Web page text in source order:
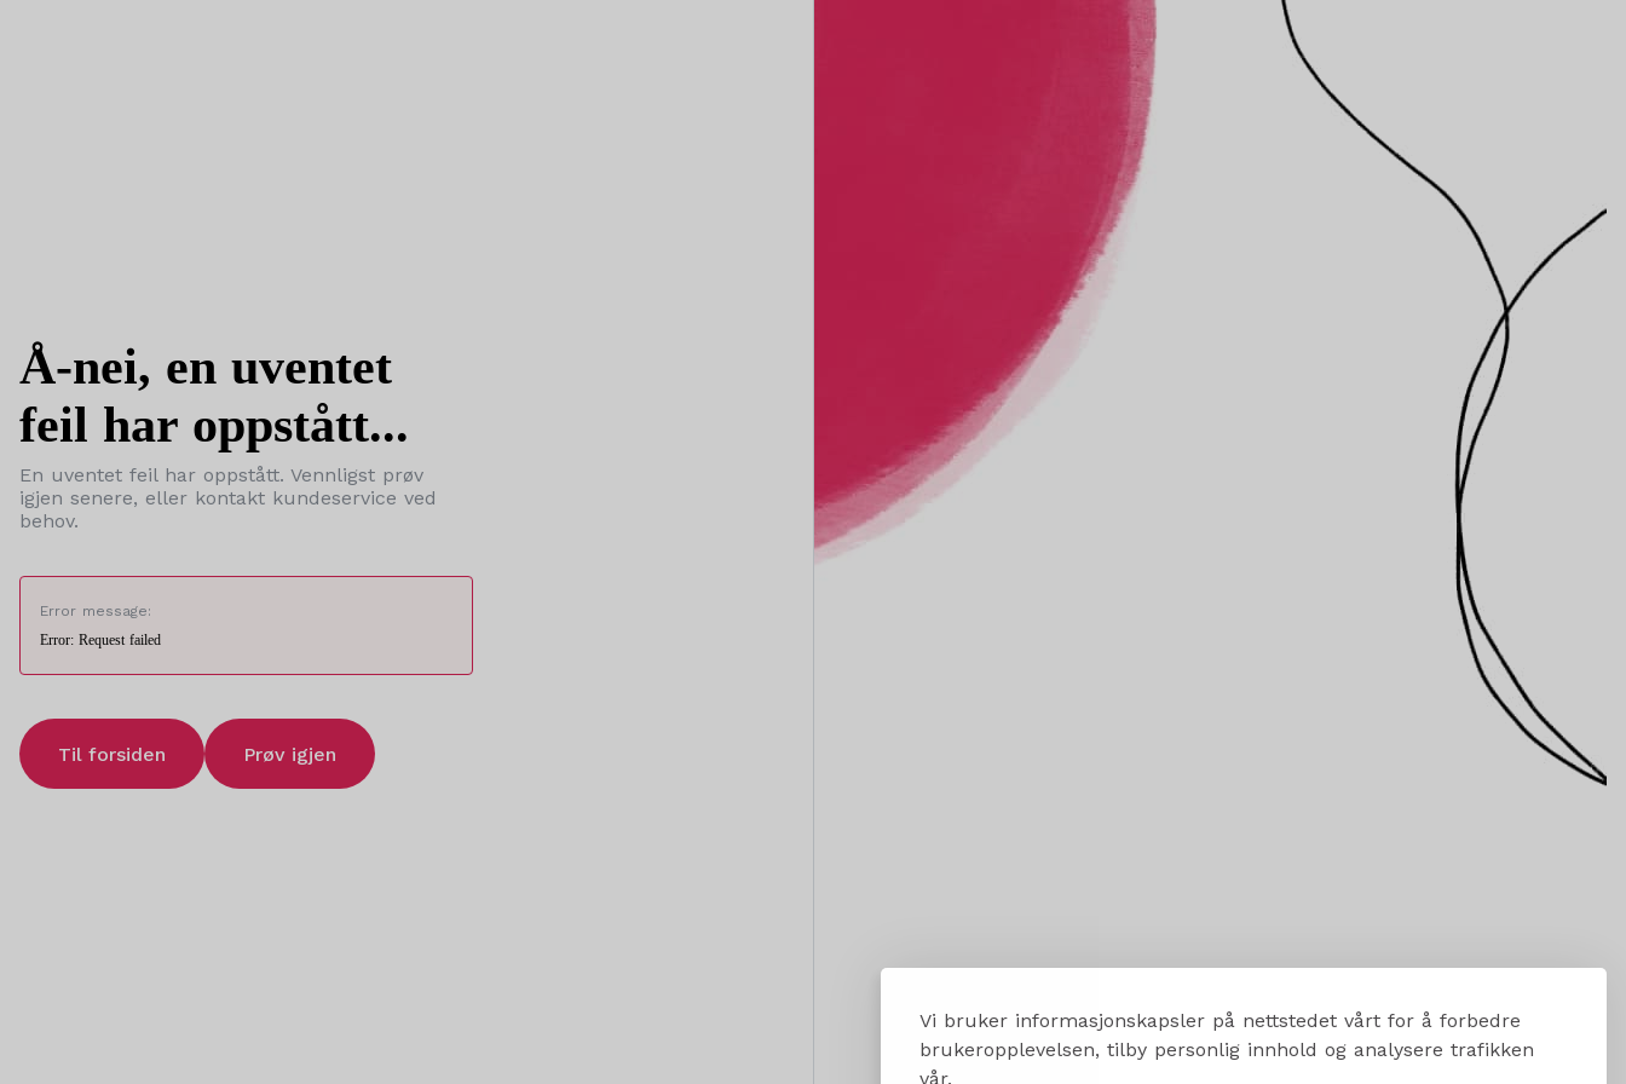
Vi bruker informasjonskapsler på nettstedet vårt for å forbedre
brukeropplevelsen, tilby personlig innhold og analysere trafikken
vår.
Å-nei, en uventet
feil har oppstått...
En uventet feil har oppstått. Vennligst prøv
igjen senere, eller kontakt kundeservice ved
behov.
Error message:
Error: Request failed
Til forsiden Prøv igjen